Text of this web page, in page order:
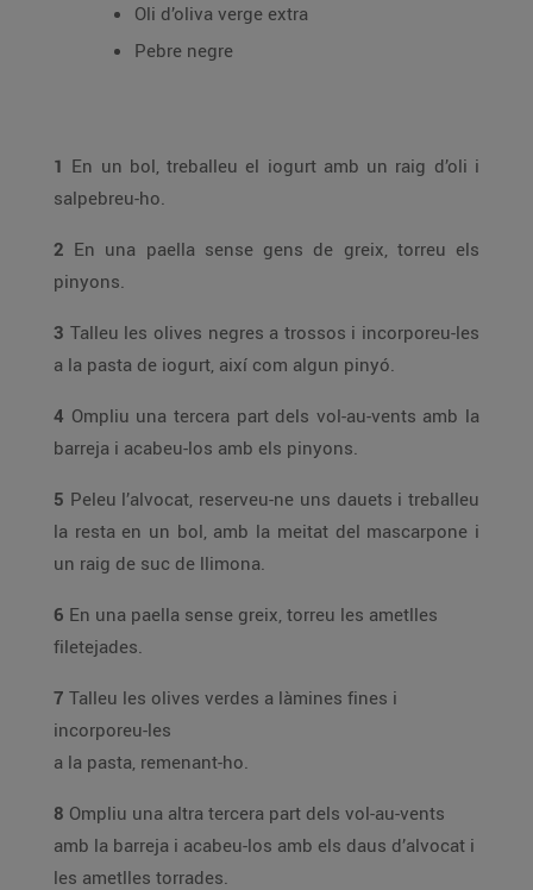
Oli d’oliva verge extra
Pebre negre
1 En un bol, treballeu el iogurt amb un raig d’oli i
salpebreu-ho.
2 En una paella sense gens de greix, torreu els
pinyons.
3 Talleu les olives negres a trossos i incorporeu-les
a la pasta de iogurt, així com algun pinyó.
4 Ompliu una tercera part dels vol-au-vents amb la
barreja i acabeu-los amb els pinyons.
5 Peleu l’alvocat, reserveu-ne uns dauets i treballeu
la resta en un bol, amb la meitat del mascarpone i
un raig de suc de llimona.
6 En una paella sense greix, torreu les ametlles
filetejades.
7 Talleu les olives verdes a làmines fines i
incorporeu-les
a la pasta, remenant-ho.
8 Ompliu una altra tercera part dels vol-au-vents
amb la barreja i acabeu-los amb els daus d’alvocat i
les ametlles torrades.